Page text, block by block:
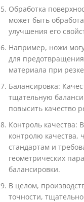
Обработка
может быть
улучшения его
Например, ножи
для
материала при
Балансировка:
тщательную
повысить качество
Контроль качества:
контролю качества,
стандартам и
геометрических
балансировки.
В целом,
точности,